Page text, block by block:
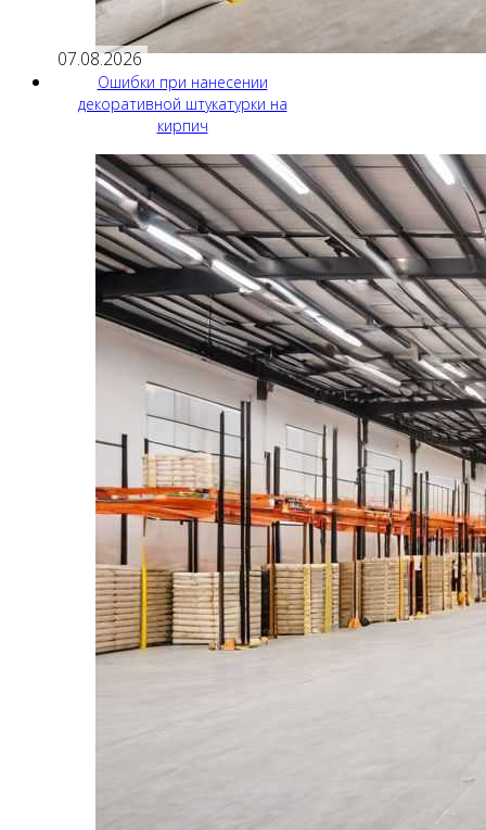
07.08.2026
Ошибки при нанесении
декоративной штукатурки на
кирпич